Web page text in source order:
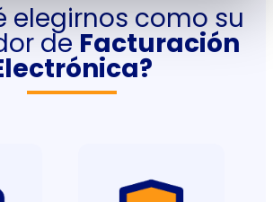
elegirnos como su
de Facturación